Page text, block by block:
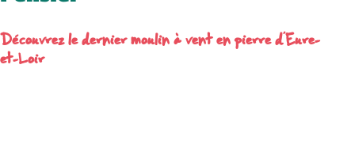
Découvrez le dernier moulin à vent en pierre d’Eure-
et-Loir